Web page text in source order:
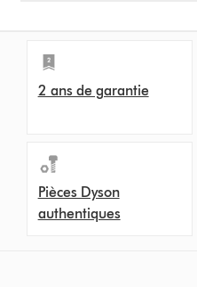
2 ans de garantie
Pièces Dyson
authentiques